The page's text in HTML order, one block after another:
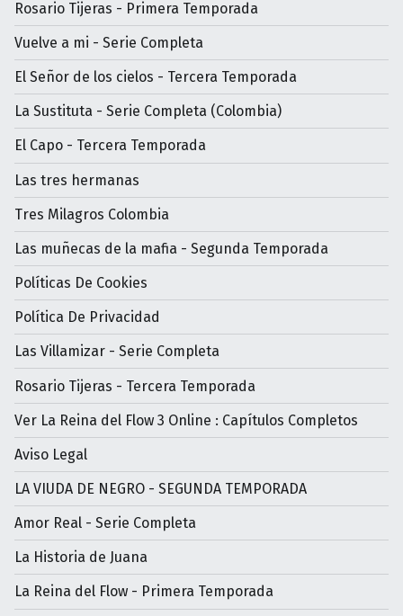
Rosario Tijeras - Primera Temporada
Vuelve a mi - Serie Completa
El Señor de los cielos - Tercera Temporada
La Sustituta - Serie Completa (Colombia)
El Capo - Tercera Temporada
Las tres hermanas
Tres Milagros Colombia
Las muñecas de la mafia - Segunda Temporada
Políticas De Cookies
Política De Privacidad
Las Villamizar - Serie Completa
Rosario Tijeras - Tercera Temporada
Ver La Reina del Flow 3 Online : Capítulos Completos
Aviso Legal
LA VIUDA DE NEGRO - SEGUNDA TEMPORADA
Amor Real - Serie Completa
La Historia de Juana
La Reina del Flow - Primera Temporada